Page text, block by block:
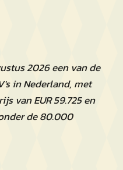
2026 een van de
in Nederland, met
van EUR 59.725 en
de 80.000